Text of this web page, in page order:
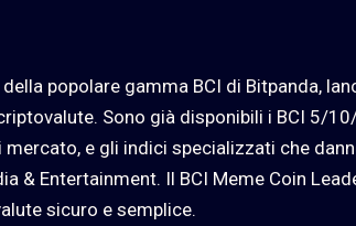
popolare gamma BCI di Bitpanda,
Sono già disponibili i BCI 5/
e gli indici specializzati che
& Entertainment. Il BCI Meme Coin
sicuro e semplice.